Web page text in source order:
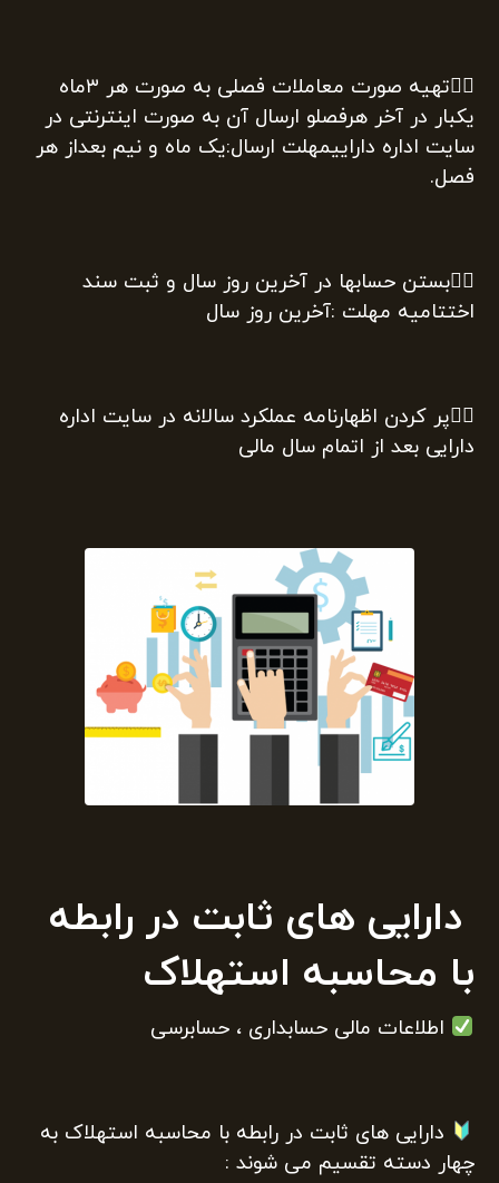
۶️⃣تهیه صورت معاملات فصلی به صورت هر ۳ماه
یکبار در آخر هرفصلو ارسال آن به صورت اینترنتی در
سایت اداره داراییمهلت ارسال:یک ماه و نیم بعداز هر
فصل.
۷️⃣بستن حسابها در آخرین روز سال و ثبت سند
اختتامیه مهلت :آخرین روز سال
۸️⃣پر کردن اظهارنامه عملکرد سالانه در سایت اداره
دارایی بعد از اتمام سال مالی
دارایی های ثابت در رابطه
با محاسبه استهلاک
اطلاعات مالی حسابداری ، حسابرسی
دارایی های ثابت در رابطه با محاسبه استهلاک به
چهار دسته تقسیم می شوند :